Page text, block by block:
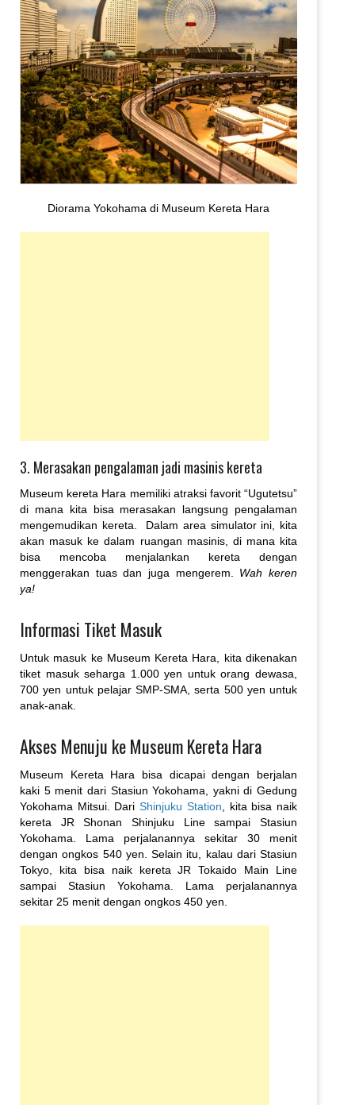
Diorama Yokohama di Museum Kereta Hara
3. Merasakan pengalaman jadi masinis kereta
Museum kereta Hara memiliki atraksi favorit “Ugutetsu”
di mana kita bisa merasakan langsung pengalaman
mengemudikan kereta. Dalam area simulator ini, kita
akan masuk ke dalam ruangan masinis, di mana kita
bisa mencoba menjalankan kereta dengan
menggerakan tuas dan juga mengerem. Wah keren
ya!
Informasi Tiket Masuk
Untuk masuk ke Museum Kereta Hara, kita dikenakan
tiket masuk seharga 1.000 yen untuk orang dewasa,
700 yen untuk pelajar SMP-SMA, serta 500 yen untuk
anak-anak.
Akses Menuju ke Museum Kereta Hara
Museum Kereta Hara bisa dicapai dengan berjalan
kaki 5 menit dari Stasiun Yokohama, yakni di Gedung
Yokohama Mitsui. DariShinjuku Station , kita bisa naik
kereta JR Shonan Shinjuku Line sampai Stasiun
Yokohama. Lama perjalanannya sekitar 30 menit
dengan ongkos 540 yen. Selain itu, kalau dari Stasiun
Tokyo, kita bisa naik kereta JR Tokaido Main Line
sampai Stasiun Yokohama. Lama perjalanannya
sekitar 25 menit dengan ongkos 450 yen.